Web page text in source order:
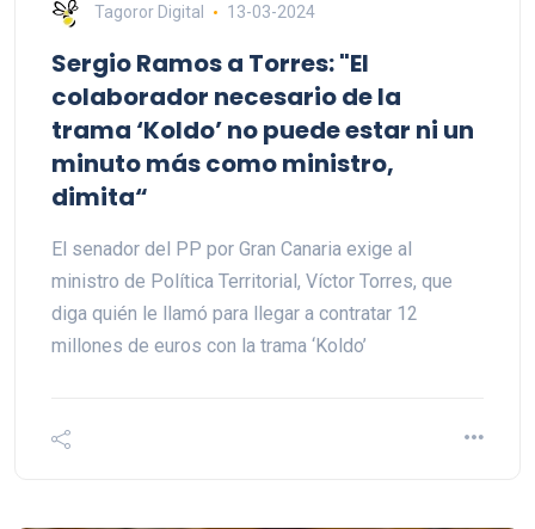
Tagoror Digital 13-03-2024
Sergio Ramos a Torres: "El
colaborador necesario de la
trama ‘Koldo’ no puede estar ni un
minuto más como ministro,
dimita“
El senador del PP por Gran Canaria exige al
ministro de Política Territorial, Víctor Torres, que
diga quién le llamó para llegar a contratar 12
millones de euros con la trama ‘Koldo’